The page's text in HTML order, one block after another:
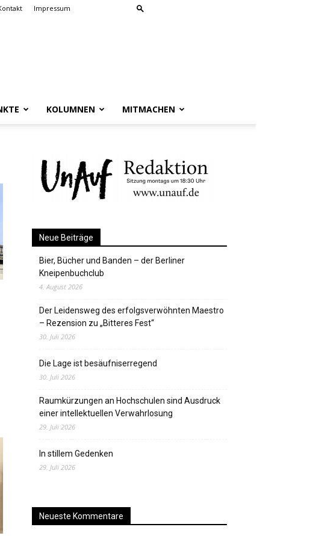
Impressum
KOLUMNEN MITMACHEN
Neue Beiträge
Bier, Bücher und Banden – der Berliner
Kneipenbuchclub
4. August 2026
Der Leidensweg des erfolgsverwöhnten Maestro
– Rezension zu „Bitteres Fest“
30. Juli 2026
Die Lage ist besäufniserregend
30. Juli 2026
Raumkürzungen an Hochschulen sind Ausdruck
einer intellektuellen Verwahrlosung
29. Juli 2026
In stillem Gedenken
29. Juli 2026
Neueste Kommentare